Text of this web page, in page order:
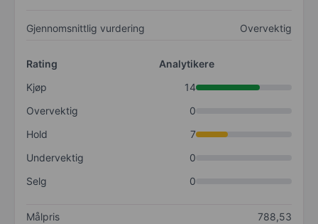
Gjennomsnittlig vurdering Overvektig
Rating
Analytikere
Kjøp
14
Overvektig
0
Hold
7
Undervektig
0
Selg
0
Målpris
788,53